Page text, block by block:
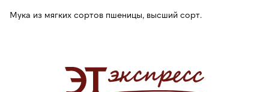
Мука из мягких сортов пшеницы, высший сорт.